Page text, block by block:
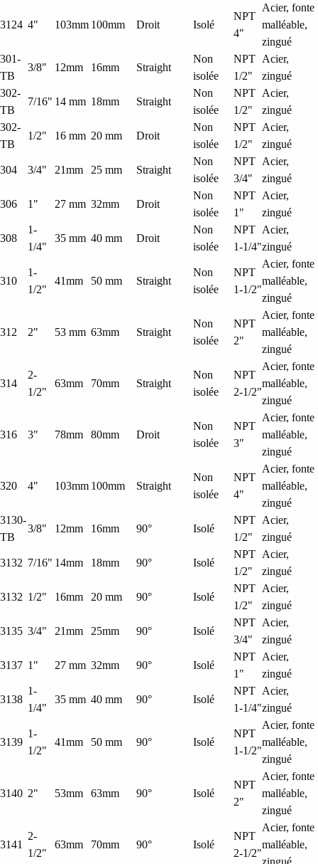
3124 4" 103mm 100mm Droit Isolé
NPT
4"
Acier, fonte
malléable,
zingué
301-
TB
3/8" 12mm 16mm Straight
Non
isolée
NPT
1/2"
Acier,
zingué
302-
TB
7/16" 14 mm 18mm Straight
Non
isolée
NPT
1/2"
Acier,
zingué
302-
TB
1/2" 16 mm 20 mm Droit
Non
isolée
NPT
1/2"
Acier,
zingué
304 3/4" 21mm 25 mm Straight
Non
isolée
NPT
3/4"
Acier,
zingué
306 1" 27 mm 32mm Droit
Non
isolée
NPT
1"
Acier,
zingué
308
1-
1/4"
35 mm 40 mm Droit
Non
isolée
NPT
1-1/4"
Acier,
zingué
310
1-
1/2"
41mm 50 mm Straight
Non
isolée
NPT
1-1/2"
Acier, fonte
malléable,
zingué
312 2" 53 mm 63mm Straight
Non
isolée
NPT
2"
Acier, fonte
malléable,
zingué
314
2-
1/2"
63mm 70mm Straight
Non
isolée
NPT
2-1/2"
Acier, fonte
malléable,
zingué
316 3" 78mm 80mm Droit
Non
isolée
NPT
3"
Acier, fonte
malléable,
zingué
320 4" 103mm 100mm Straight
Non
isolée
NPT
4"
Acier, fonte
malléable,
zingué
3130-
TB
3/8" 12mm 16mm 90° Isolé
NPT
1/2"
Acier,
zingué
3132 7/16" 14mm 18mm 90° Isolé
NPT
1/2"
Acier,
zingué
3132 1/2" 16mm 20 mm 90° Isolé
NPT
1/2"
Acier,
zingué
3135 3/4" 21mm 25mm 90° Isolé
NPT
3/4"
Acier,
zingué
3137 1" 27 mm 32mm 90° Isolé
NPT
1"
Acier,
zingué
3138
1-
1/4"
35 mm 40 mm 90° Isolé
NPT
1-1/4"
Acier,
zingué
3139
1-
1/2"
41mm 50 mm 90° Isolé
NPT
1-1/2"
Acier, fonte
malléable,
zingué
3140 2" 53mm 63mm 90° Isolé
NPT
2"
Acier, fonte
malléable,
zingué
3141
2-
1/2"
63mm 70mm 90° Isolé
NPT
2-1/2"
Acier, fonte
malléable,
zingué